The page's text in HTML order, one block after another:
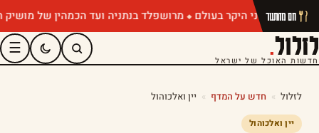
מרושפלד בנתניה ועד הכמהין של מושיק רוט: חם מהתנור
לזלול.
חדשות האוכל של ישראל
☰
לזלול » חדש על המדף » יין ואלכוהול
יין ואלכוהול